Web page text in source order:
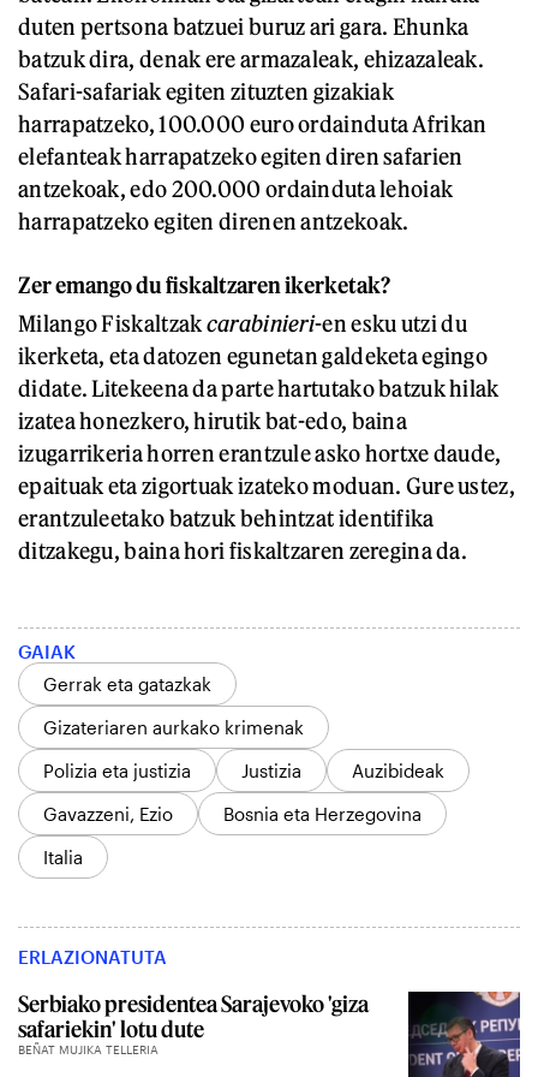
duten pertsona batzuei buruz ari gara. Ehunka
batzuk dira, denak ere armazaleak, ehizazaleak.
Safari-safariak egiten zituzten gizakiak
harrapatzeko, 100.000 euro ordainduta Afrikan
elefanteak harrapatzeko egiten diren safarien
antzekoak, edo 200.000 ordainduta lehoiak
harrapatzeko egiten direnen antzekoak.
Zer emango du fiskaltzaren ikerketak?
Milango Fiskaltzakcarabinieri-en esku utzi du
ikerketa, eta datozen egunetan galdeketa egingo
didate. Litekeena da parte hartutako batzuk hilak
izatea honezkero, hirutik bat-edo, baina
izugarrikeria horren erantzule asko hortxe daude,
epaituak eta zigortuak izateko moduan. Gure ustez,
erantzuleetako batzuk behintzat identifika
ditzakegu, baina hori fiskaltzaren zeregina da.
GAIAK
Gerrak eta gatazkak
Gizateriaren aurkako krimenak
Polizia eta justizia
Justizia
Auzibideak
Gavazzeni, Ezio
Bosnia eta Herzegovina
Italia
ERLAZIONATUTA
Serbiako presidentea Sarajevoko 'giza
safariekin' lotu dute
BEÑAT MUJIKA TELLERIA